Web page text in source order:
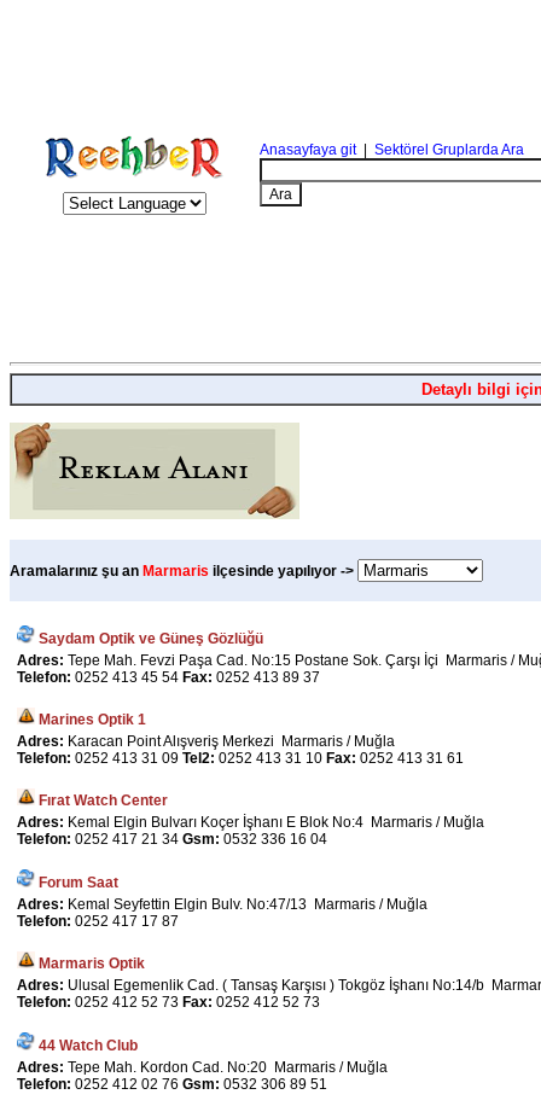
Anasayfaya git| Sektörel Gruplarda Ara
Detaylı bilgi
Aramalarınız şu an Marmaris ilçesinde yapılıyor ->
Saydam Optik ve Güneş Gözlüğü
Adres: Tepe Mah. Fevzi Paşa Cad. No:15 Postane Sok. Çarşı İçi Marmaris /
Telefon: 0252 413 45 54 Fax: 0252 413 89 37
Marines Optik 1
Adres: Karacan Point Alışveriş Merkezi Marmaris / Muğla
Telefon: 0252 413 31 09 Tel2: 0252 413 31 10 Fax: 0252 413 31 61
Fırat Watch Center
Adres: Kemal Elgin Bulvarı Koçer İşhanı E Blok No:4 Marmaris / Muğla
Telefon: 0252 417 21 34 Gsm: 0532 336 16 04
Forum Saat
Adres: Kemal Seyfettin Elgin Bulv. No:47/13 Marmaris / Muğla
Telefon: 0252 417 17 87
Marmaris Optik
Adres: Ulusal Egemenlik Cad. ( Tansaş Karşısı ) Tokgöz İşhanı No:14/b
Telefon: 0252 412 52 73 Fax: 0252 412 52 73
44 Watch Club
Adres: Tepe Mah. Kordon Cad. No:20 Marmaris / Muğla
Telefon: 0252 412 02 76 Gsm: 0532 306 89 51